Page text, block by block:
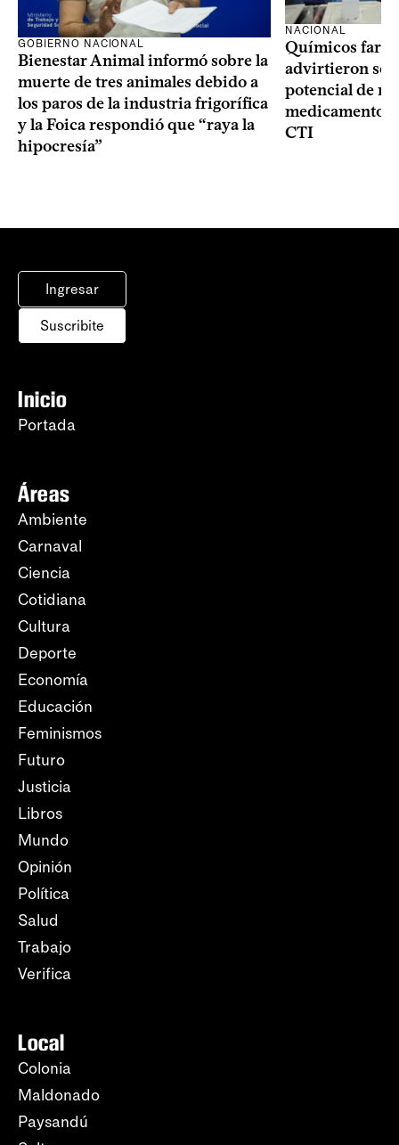
GOBIERNO NACIONAL
Bienestar Animal informó sobre la
muerte de tres animales debido a
los paros de la industria frigorífica
y la Foica respondió que “raya la
hipocresía”
NACIONAL
Químicos
advirtieron
potencial de
medicamentos
CTI
Ingresar
Suscribite
Inicio
Portada
Áreas
Ambiente
Carnaval
Ciencia
Cotidiana
Cultura
Deporte
Economía
Educación
Feminismos
Futuro
Justicia
Libros
Mundo
Opinión
Política
Salud
Trabajo
Verifica
Local
Colonia
Maldonado
Paysandú